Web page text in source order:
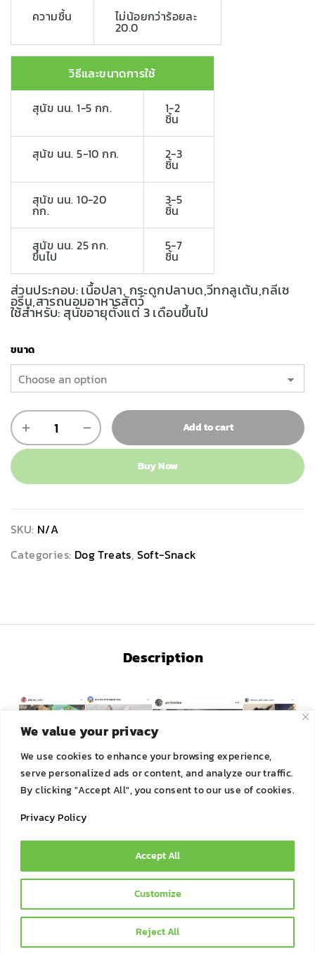
We value your privacy
We use cookies to enhance your browsing experience,
serve personalized ads or content, and analyze our traffic.
By clicking "Accept All", you consent to our use of cookies.
Privacy Policy
Customize
Reject All
Accept All
ความชื้น ไม่น้อยกว่าร้อยละ
20.0
วิธีและขนาดการใช้
สุนัข นน. 1-5 กก. 1-2
ชิ้น
สุนัข นน. 5-10 กก. 2-3
ชิ้น
สุนัข นน. 10-20
กก.
3-5
ชิ้น
สุนัข นน. 25 กก.
ขึ้นไป
5-7
ชิ้น
ส่วนประกอบ: เนื้อปลา, กระดูกปลาบด,วีทกลูเต้น,กลีเซ
อรีน,สารถนอมอาหารสัตว์
ใช้สำหรับ: สุนัขอายุตั้งแต่ 3 เดือนขึ้นไป
ขนาด
Add to cart
Buy Now
SKU: N/A
Categories: Dog Treats, Soft-Snack
Description
© 2021 Bok Bok Pet Munchies by JSJ Pet Products Co., Ltd. |